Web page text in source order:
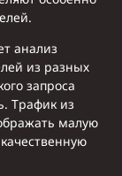
анализ
из разных
запроса
Трафик из
малую